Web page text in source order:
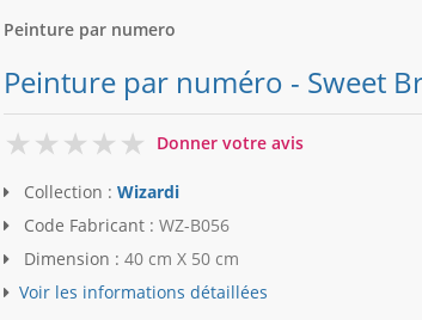
Peinture par numero
Peinture par numéro - Sweet
0
Donner votre avis
Collection : Wizardi
Code Fabricant : WZ-B056
Dimension : 40 cm X 50 cm
Voir les informations détaillées